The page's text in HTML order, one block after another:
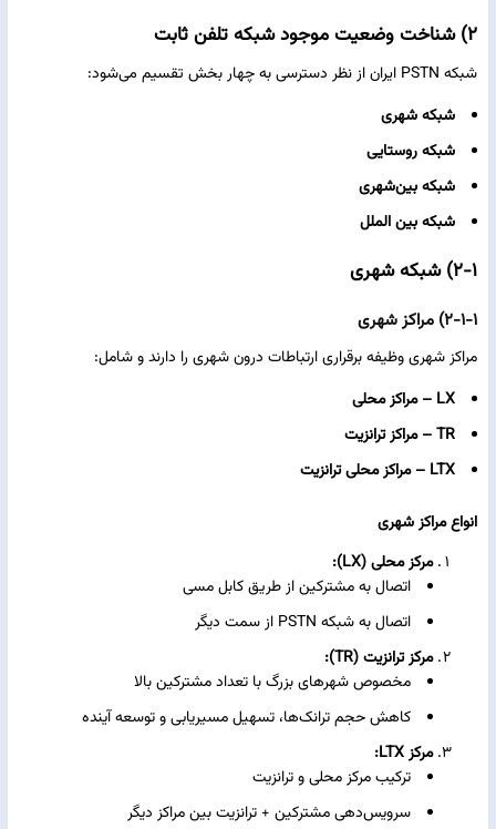
۲) شناخت وضعیت موجود شبکه تلفن ثابت
شبکه PSTN ایران از نظر دسترسی به چهار بخش تقسیم می‌شود:
شبکه شهری
شبکه روستایی
شبکه بین‌شهری
شبکه بین‌ الملل
۲-۱) شبکه شهری
۲-۱-۱) مراکز شهری
مراکز شهری وظیفه برقراری ارتباطات درون‌ شهری را دارند و شامل:
LX – مراکز محلی
TR – مراکز ترانزیت
LTX – مراکز محلی ترانزیت
انواع مراکز شهری
مرکز محلی (LX):
اتصال به مشترکین از طریق کابل مسی
اتصال به شبکه PSTN از سمت دیگر
مرکز ترانزیت (TR):
مخصوص شهرهای بزرگ با تعداد مشترکین بالا
کاهش حجم ترانک‌ها، تسهیل مسیریابی و توسعه آینده
مرکز LTX:
ترکیب مرکز محلی و ترانزیت
سرویس‌دهی مشترکین + ترانزیت بین مراکز دیگر